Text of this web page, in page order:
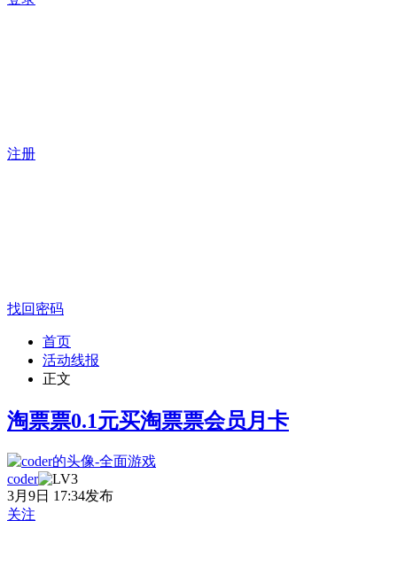
注册
找回密码
首页
活动线报
正文
淘票票0.1元买淘票票会员月卡
coder
3月9日 17:34发布
关注